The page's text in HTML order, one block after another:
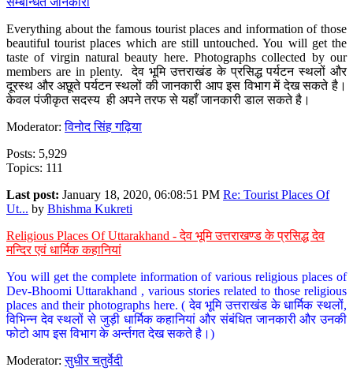
Everything about the famous tourist places and information of those
beautiful tourist places which are still untouched. You will get the
taste of virgin natural beauty here. Photographs collected by our
members are in plenty. देव भूमि उत्तराखंड के प्रसिद्ध पर्यटन स्थलों और
दूरस्थ और अछूते पर्यटन स्थलों की जानकारी आप इस विभाग में देख सकते है।
केवल पंजीकृत सदस्य ही अपने तरफ से यहाँ जानकारी डाल सकते है।
Moderator:विनोद सिंह गढ़िया
Posts: 5,929
Topics: 111
Last post: January 18, 2020, 06:08:51 PM Re: Tourist Places Of
Ut... by Bhishma Kukreti
Religious Places Of Uttarakhand - देव भूमि उत्तराखण्ड के प्रसिद्ध देव
मन्दिर एवं धार्मिक कहानियां
You will get the complete information of various religious places of
Dev-Bhoomi Uttarakhand , various stories related to those religious
places and their photographs here. ( देव भूमि उत्तराखंड के धार्मिक स्थलों,
विभिन्न देव स्थलों से जुड़ी धार्मिक कहानियां और संबंधित जानकारी और उनकी
फोटो आप इस विभाग के अर्न्तगत देख सकते है।)
Moderator:सुधीर चतुर्वेदी